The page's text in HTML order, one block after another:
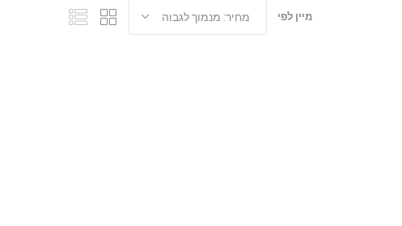
מיין לפי